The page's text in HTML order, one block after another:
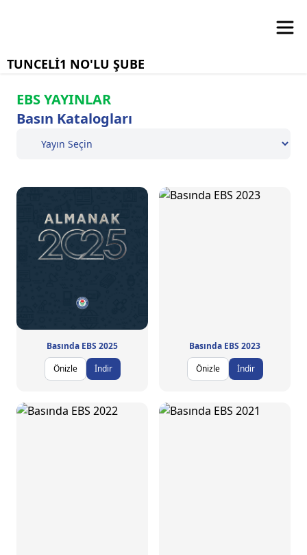
TUNCELİ1 NO'LU ŞUBE
EBS YAYINLAR
Basın Katalogları
Basında EBS 2025
Önizle
İndir
Basında EBS 2023
Önizle
İndir